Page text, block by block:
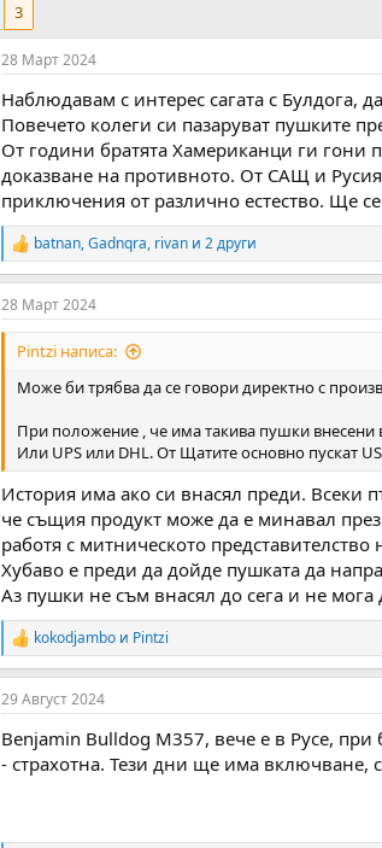
3
28 Март 2024
Наблюдавам с интерес сагата с Булдога,
Повечето колеги си пазаруват пушките
От години братята Хамериканци ги гони
доказване на противното. От САЩ и
приключения от различно естество. Ще
R
e
a
c
t
batnan,Gadnqra, rivan и 2 други
28 Март 2024
Pintzi написа:
Може би трябва да се говори директно с
При положение , че има такива пушки внесени
Или UPS или DHL. От Щатите основно пускат
История има ако си внасял преди. Всеки
че същия продукт може да е минавал
работя с митническото
Хубаво е преди да дойде пушката да
Аз пушки не съм внасял до сега и не
R
e
a
c
i
o
kokodjambo и Pintzi
29 Август 2024
Benjamin Bulldog M357, вече е в Русе,
- страхотна. Тези дни ще има включване,